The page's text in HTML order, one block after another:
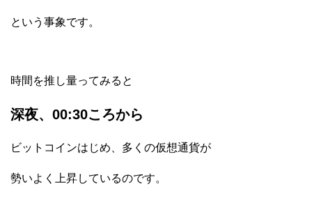
という事象です。
時間を推し量ってみると
深夜、00:30ころから
ビットコインはじめ、多くの仮想通貨が
勢いよく上昇しているのです。